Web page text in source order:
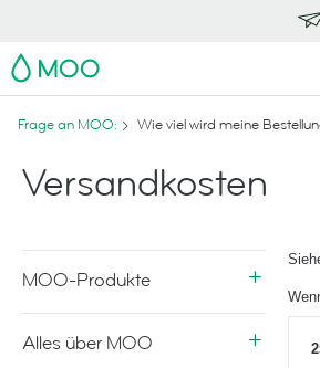
MOO
Frage an MOO: Wie viel wird meine
Versandkosten
MOO-Produkte
Alles über MOO